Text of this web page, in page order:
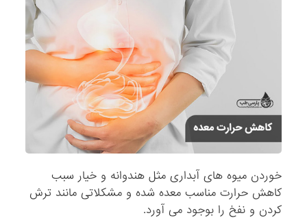
خوردن میوه های آبداری مثل هندوانه و خیار سبب
کاهش حرارت مناسب معده شده و مشکلاتی مانند ترش
کردن و نفخ را بوجود می آورد.